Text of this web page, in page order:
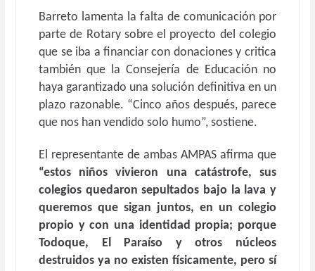
Barreto lamenta la falta de comunicación por
parte de Rotary sobre el proyecto del colegio
que se iba a financiar con donaciones y critica
también que la Consejería de Educación no
haya garantizado una solución definitiva en un
plazo razonable. “Cinco años después, parece
que nos han vendido solo humo”, sostiene.
El representante de ambas AMPAS afirma que
“estos niños vivieron una catástrofe, sus
colegios quedaron sepultados bajo la lava y
queremos que sigan juntos, en un colegio
propio y con una identidad propia; porque
Todoque, El Paraíso y otros núcleos
destruidos ya no existen físicamente, pero sí